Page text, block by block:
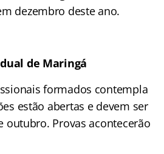
dezembro deste ano.
de Maringá
formados contempla
estão abertas e devem ser
outubro. Provas acontecerão